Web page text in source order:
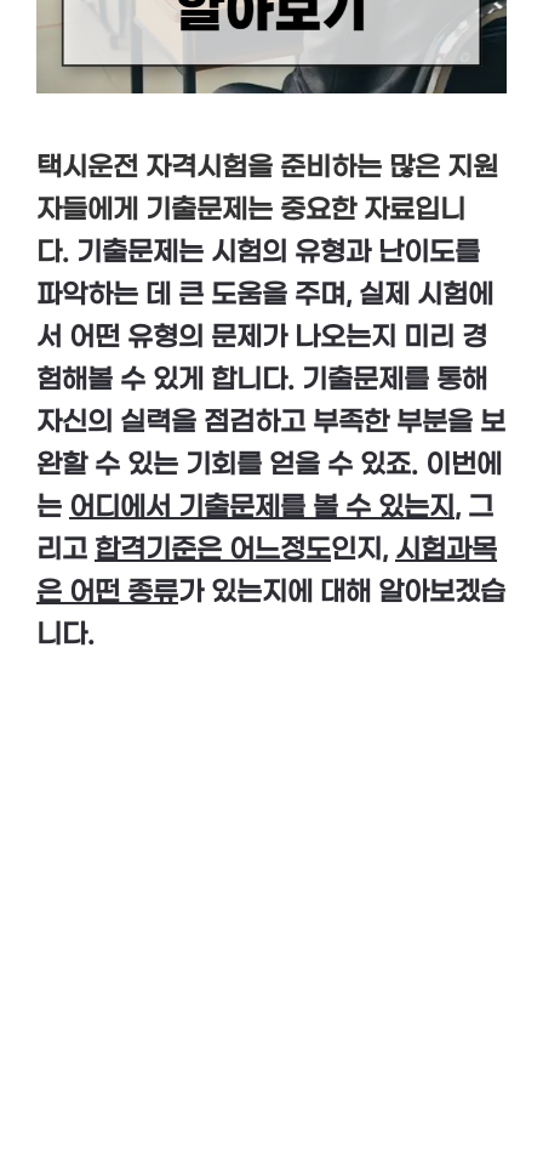
택시운전 자격시험을 준비하는 많은 지원
자들에게 기출문제는 중요한 자료입니
다. 기출문제는 시험의 유형과 난이도를
파악하는 데 큰 도움을 주며, 실제 시험에
서 어떤 유형의 문제가 나오는지 미리 경
험해볼 수 있게 합니다. 기출문제를 통해
자신의 실력을 점검하고 부족한 부분을 보
완할 수 있는 기회를 얻을 수 있죠. 이번에
는 어디에서 기출문제를 볼 수 있는지 , 그
리고 합격기준은 어느정도인지, 시험과목
은 어떤 종류가 있는지에 대해 알아보겠습
니다.